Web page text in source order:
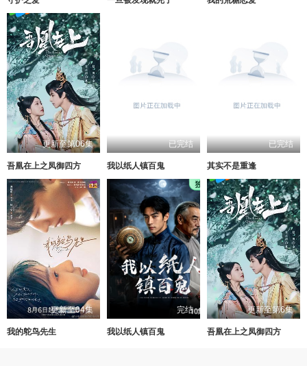
更新至第06集
吾凰在上之凤御四方
已完结
我以纸人镇百鬼
已完结
其实不是重逢
更新至04集
我的鸵鸟先生
完结
我以纸人镇百鬼
更新至第6集
吾凰在上之凤御四方